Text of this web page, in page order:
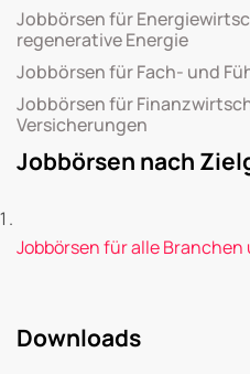
Jobbörsen für
regenerative Energie
Jobbörsen für Fach- und
Jobbörsen für
Versicherungen
Jobbörsen nach
Jobbörsen für alle Branchen
Downloads